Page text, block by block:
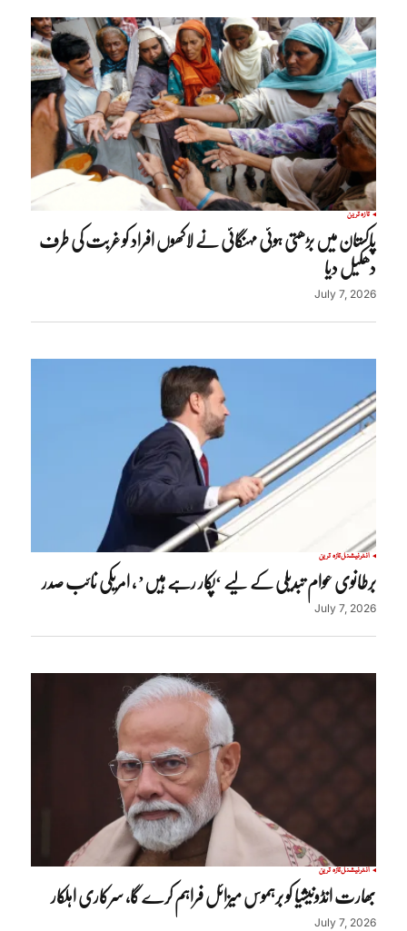
تازہ ترین
پاکستان میں بڑھتی ہوئی مہنگائی نے لاکھوں افراد کو غربت کی طرف
دھکیل دیا
July 7, 2026
انٹرنیشنلتازہ ترین
برطانوی عوام تبدیلی کے لیے ‘پکار رہے ہیں’ ، امریکی نائب صدر
July 7, 2026
انٹرنیشنلتازہ ترین
بھارت انڈونیشیا کو برہموس میزائل فراہم کرے گا، سرکاری اہلکار
July 7, 2026